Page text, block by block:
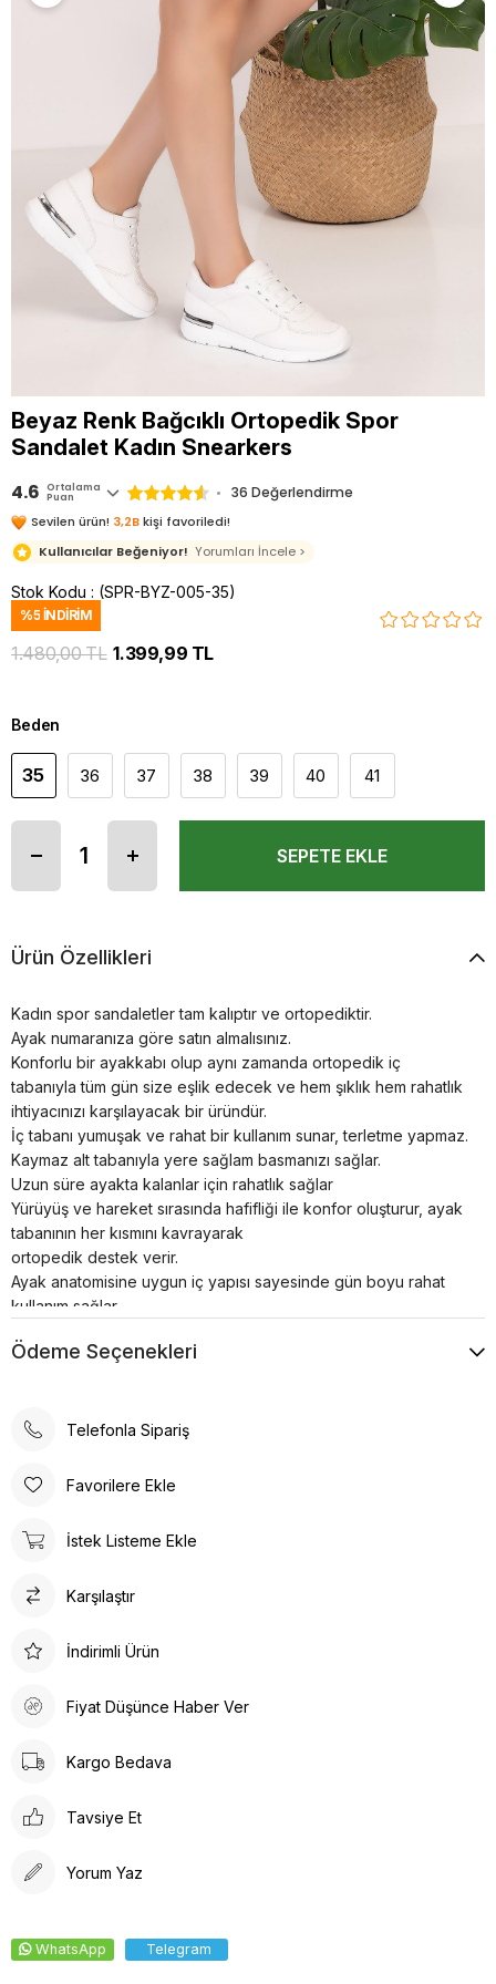
Beyaz Renk Bağcıklı Ortopedik Spor
Sandalet Kadın Snearkers
4.6 Ortalama
Puan 36 Değerlendirme
Sevilen ürün! 3,2Bkişi favoriledi!
Kullanıcılar Beğeniyor! Yorumları İncele >
Stok Kodu (SPR-BYZ-005-35)
%5 İNDIRIM
1.480,00 TL 1.399,99 TL
Beden
35 36 37 38 39 40 41
Ürün Özellikleri
Kadın spor sandaletler tam kalıptır ve ortopediktir.
Ayak numaranıza göre satın almalısınız.
Konforlu bir ayakkabı olup aynı zamanda ortopedik iç
tabanıyla tüm gün size eşlik edecek ve hem şıklık hem rahatlık
ihtiyacınızı karşılayacak bir üründür.
İç tabanı yumuşak ve rahat bir kullanım sunar, terletme yapmaz.
Kaymaz alt tabanıyla yere sağlam basmanızı sağlar.
Uzun süre ayakta kalanlar için rahatlık sağlar
Yürüyüş ve hareket sırasında hafifliği ile konfor oluşturur, ayak
tabanının her kısmını kavrayarak
ortopedik destek verir.
Ayak anatomisine uygun iç yapısı sayesinde gün boyu rahat
kullanım sağlar.
kurutulmamalıdır; bu, yapılarının bütünlüğünü bozar.
Ödeme Seçenekleri
Telefonla Sipariş
Favorilere Ekle
İstek Listeme Ekle
Karşılaştır
İndirimli Ürün
Fiyat Düşünce Haber Ver
Kargo Bedava
Tavsiye Et
Yorum Yaz
WhatsApp Telegram